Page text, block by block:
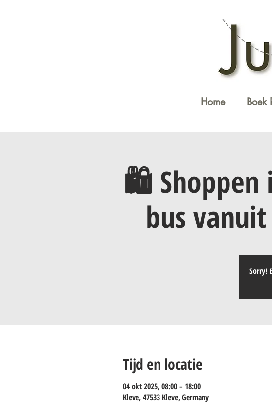
Home Boek
🛍️ Shoppen
bus
Sorry!
Tijd en locatie
04 okt 2025, 08:00 – 18:00
Kleve, 47533 Kleve, Germany